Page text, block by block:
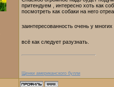
притендуем , интересно хоть как
посмотреть как собаки на него
заинтересованность очень у
всё как следует разузнать.
Щенки американского булли